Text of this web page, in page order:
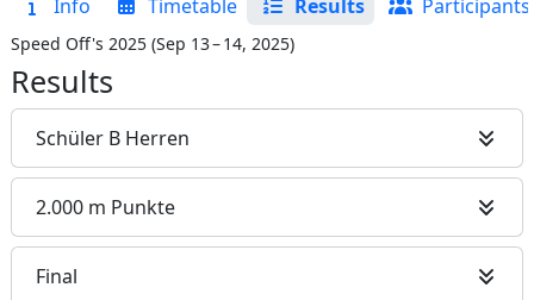
Info Timetable Results Participants
Speed Off's 2025 (Sep 13 – 14, 2025)
Results
Schüler B Herren
2.000 m Punkte
Final